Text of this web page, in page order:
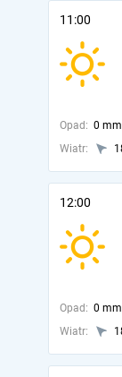
11:00
Opad: 0 mm
Wiatr:
12:00
Opad: 0 mm
Wiatr: